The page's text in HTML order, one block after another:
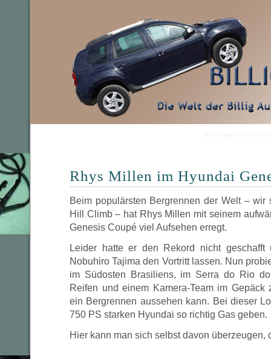
Rhys Millen im Hyundai
Beim populärsten Bergrennen der Welt – wir
Hill Climb – hat Rhys Millen mit seinem
Genesis Coupé viel Aufsehen erregt.
Leider hatte er den Rekord nicht geschafft
Nobuhiro Tajima den Vortritt lassen. Nun
im Südosten Brasiliens, im Serra do Rio
Reifen und einem Kamera-Team im
ein Bergrennen aussehen kann. Bei dieser
750 PS starken Hyundai so richtig Gas geben.
Hier kann man sich selbst davon überzeugen,